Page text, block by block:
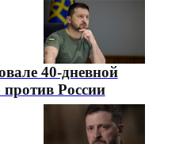
40-дневной
против России